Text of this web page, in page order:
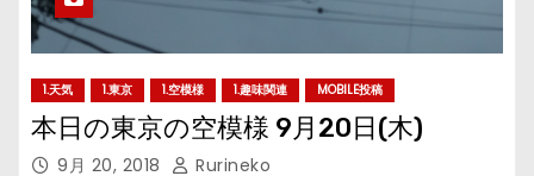
1.天気 1.東京 1.空模様 1.趣味関連 MOBILE投稿
本日の東京の空模様 9月20日(木)
9月 20, 2018 Rurineko